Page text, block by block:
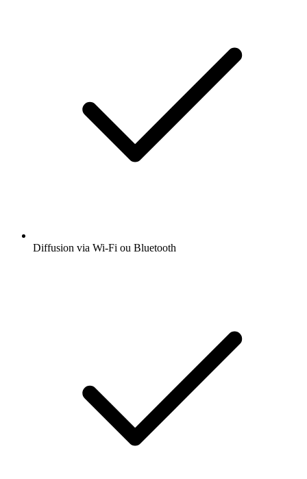
Diffusion via Wi-Fi ou Bluetooth